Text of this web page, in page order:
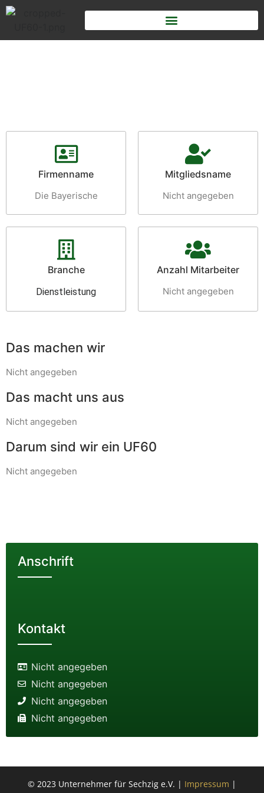
Firmenname
Die Bayerische
Mitgliedsname
Nicht angegeben
Branche
Dienstleistung
Anzahl Mitarbeiter
Nicht angegeben
Das machen wir
Nicht angegeben
Das macht uns aus
Nicht angegeben
Darum sind wir ein UF60
Nicht angegeben
Anschrift
Kontakt
Nicht angegeben
Nicht angegeben
Nicht angegeben
Nicht angegeben
© 2023 Unternehmer für Sechzig e.V. | Impressum |